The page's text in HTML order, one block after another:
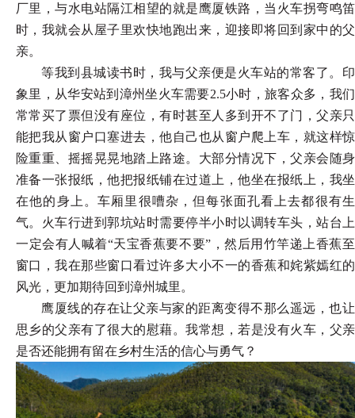
厂里，与水电站隔江相望的就是鹰厦铁路，当火车拐弯鸣笛
时，我就会从屋子里欢快地跑出来，迎接即将回到家中的父
亲。
等我到县城读书时，我与父亲便是火车站的常客了。印
象里，从华安站到漳州坐火车需要2.5小时，旅客众多，我们
常常买了票但没有座位，有时甚至人多到开不了门，父亲只
能把我从窗户口塞进去，他自己也从窗户爬上车，就这样惊
险重重、摇摇晃晃地踏上路途。大部分情况下，父亲会随身
准备一张报纸，他把报纸铺在过道上，他坐在报纸上，我坐
在他的身上。车厢里很嘈杂，但每张面孔看上去都很有生
气。火车行进到郭坑站时需要停半小时以调转车头，站台上
一定会有人喊着“天宝香蕉要不要”，然后用竹竿递上香蕉至
窗口，我在那些窗口看过许多大小不一的香蕉和姹紫嫣红的
风光，更加期待回到漳州城里。
鹰厦线的存在让父亲与家的距离变得不那么遥远，也让
思乡的父亲有了很大的慰藉。我常想，若是没有火车，父亲
是否还能拥有留在乡村生活的信心与勇气？